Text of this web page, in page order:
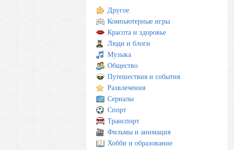
Другое
Компьютерные игры
Красота и здоровье
Люди и блоги
Музыка
Общество
Путешествия и события
Развлечения
Сериалы
Спорт
Транспорт
Фильмы и анимация
Хобби и образование